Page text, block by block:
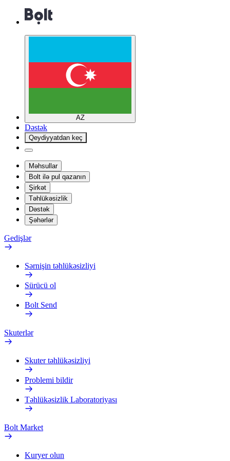
AZ
Dəstək
Qeydiyyatdan keç
Məhsullar
Bolt ilə pul qazanın
Şirkət
Təhlükəsizlik
Dəstək
Şəhərlər
Gedişlər
Sərnişin təhlükəsizliyi
Sürücü ol
Bolt Send
Skuterlər
Skuter təhlükəsizliyi
Problemi bildir
Təhlükəsizlik Laboratoriyası
Bolt Market
Kuryer olun